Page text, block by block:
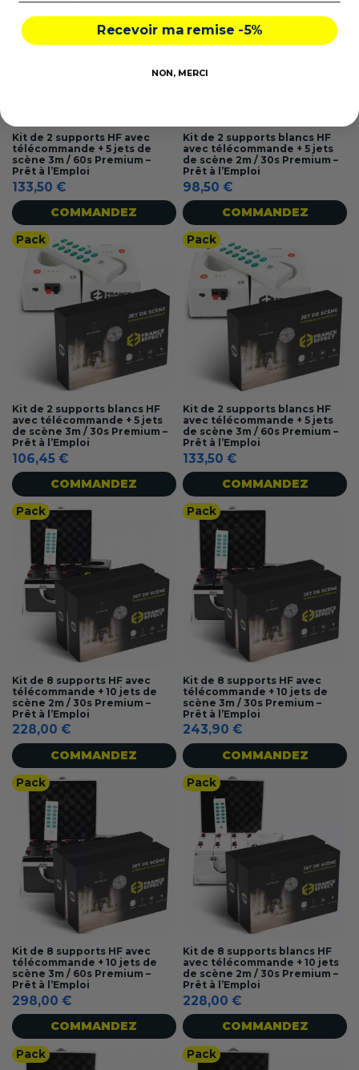
Kit de 2 supports HF avec
télécommande + 5 jets de
scène 3m / 60s Premium –
Prêt à l’Emploi
133,50 €
COMMANDEZ
Kit de 2 supports blancs HF
avec télécommande + 5 jets
de scène 2m / 30s Premium –
Prêt à l’Emploi
98,50 €
COMMANDEZ
Pack
Kit de 2 supports blancs HF
avec télécommande + 5 jets
de scène 3m / 30s Premium –
Prêt à l’Emploi
106,45 €
COMMANDEZ
Pack
Kit de 2 supports blancs HF
avec télécommande + 5 jets
de scène 3m / 60s Premium –
Prêt à l’Emploi
133,50 €
COMMANDEZ
Pack
Kit de 8 supports HF avec
télécommande + 10 jets de
scène 2m / 30s Premium –
Prêt à l’Emploi
228,00 €
COMMANDEZ
Pack
Kit de 8 supports HF avec
télécommande + 10 jets de
scène 3m / 30s Premium –
Prêt à l’Emploi
243,90 €
COMMANDEZ
Pack
Kit de 8 supports HF avec
télécommande + 10 jets de
scène 3m / 60s Premium –
Prêt à l’Emploi
298,00 €
COMMANDEZ
Pack
Kit de 8 supports blancs HF
avec télécommande + 10 jets
de scène 2m / 30s Premium –
Prêt à l’Emploi
228,00 €
COMMANDEZ
Pack Pack
Recevoir ma remise -5%
NON, MERCI